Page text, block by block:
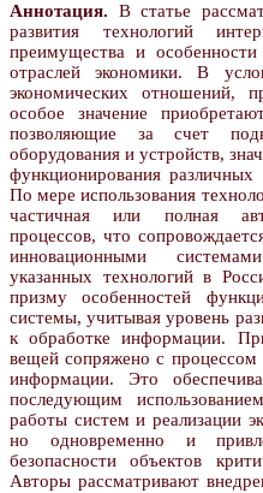
Аннотация. В статье
развития технологий
преимущества и
отраслей экономики. В
экономических отношений,
особое значение
позволяющие за счет
оборудования и устройств,
функционирования различных
По мере использования
частичная или полная
процессов, что
инновационными
указанных технологий в
призму особенностей
системы, учитывая уровень
к обработке информации.
вещей сопряжено с
информации. Это
последующим
работы систем и реализации
но одновременно и
безопасности объектов
Авторы рассматривают